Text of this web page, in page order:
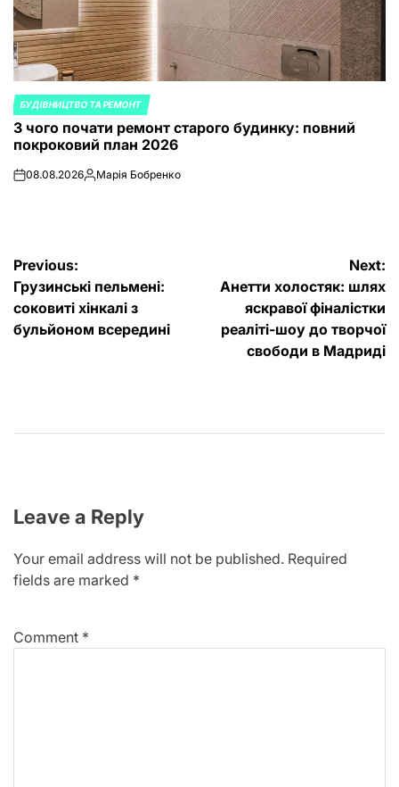
POSTED
IN
БУДІВНИЦТВО ТА РЕМОНТ
З чого почати ремонт старого будинку: повний
покроковий план 2026
on08.08.2026Posted
Марія Бобренко
Post
navigation
Previous:
Грузинські пельмені:
соковиті хінкалі з
бульйоном всередині
Next:
Анетти холостяк: шлях
яскравої фіналістки
реаліті-шоу до творчої
свободи в Мадриді
Leave a Reply
Your email address will not be published. Required
fields are marked *
Comment *